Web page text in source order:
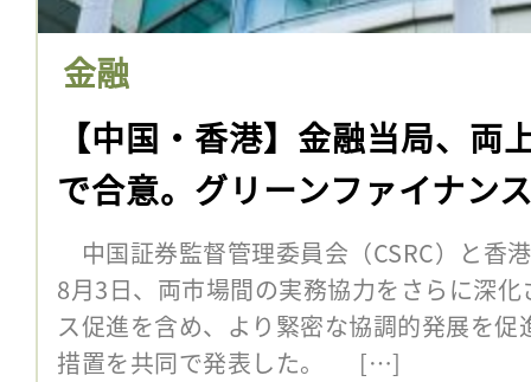
金融
【中国・香港】金融当局、両
で合意。グリーンファイナン
中国証券監督管理委員会（CSRC）と香
8月3日、両市場間の実務協力をさらに深
ス促進を含め、より緊密な協調的発展を
措置を共同で発表した。 […]